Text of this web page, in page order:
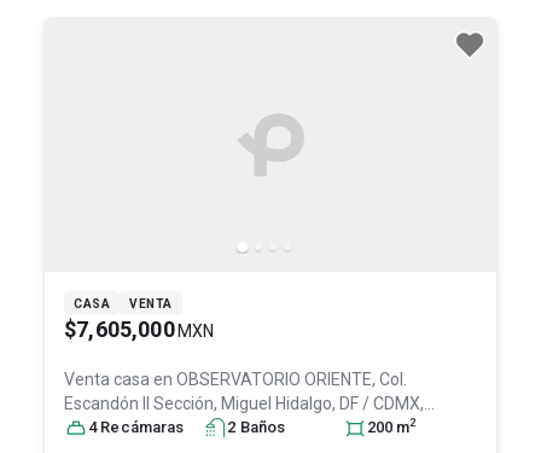
CASA VENTA
$7,605,000 MXN
Venta casa en OBSERVATORIO ORIENTE, Col.
Escandón II Sección, Miguel Hidalgo, DF / CDMX,
México, C.P. 11800 , ID:15503343
4 Recámaras 2 Baños 200 m2